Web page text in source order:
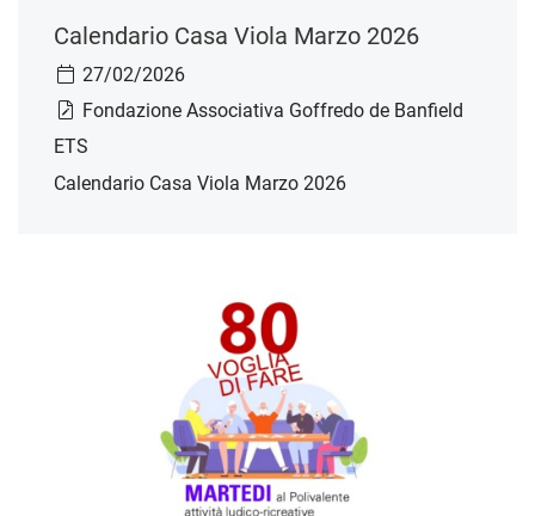
Calendario Casa Viola Marzo 2026
27/02/2026
Fondazione Associativa Goffredo de Banfield
ETS
Calendario Casa Viola Marzo 2026